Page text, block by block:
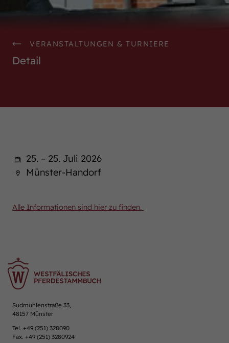
WestfalenOnline
+49 (251) 328090
VERANSTALTUNGEN & TURNIERE
Detail
25. – 25. Juli 2026
Münster-Handorf
Alle Informationen sind hier zu finden.
Sudmühlenstraße 33,
48157 Münster
Tel. +49 (251) 328090
Fax. +49 (251) 3280924